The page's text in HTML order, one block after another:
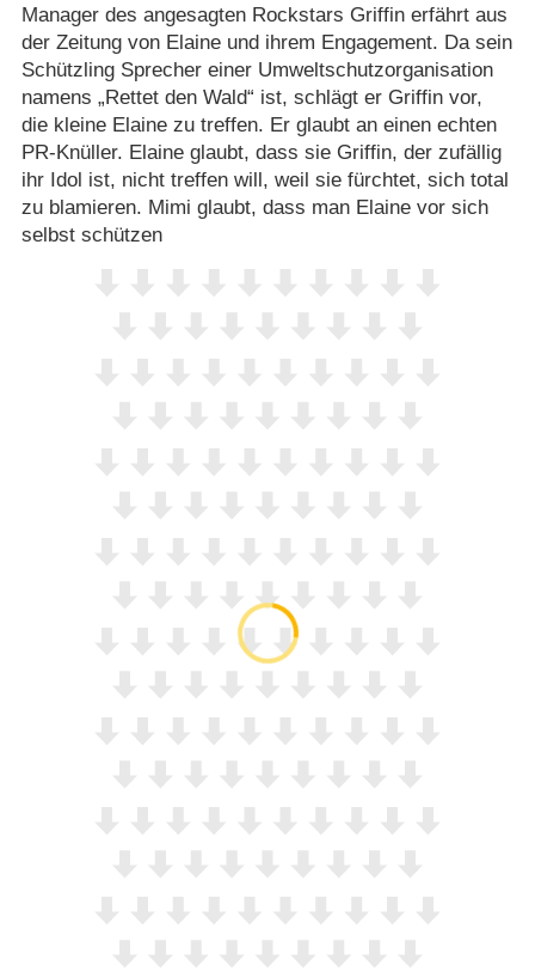
Manager des angesagten Rockstars Griffin erfährt aus
der Zeitung von Elaine und ihrem Engagement. Da sein
Schützling Sprecher einer Umweltschutzorganisation
namens „Rettet den Wald“ ist, schlägt er Griffin vor,
die kleine Elaine zu treffen. Er glaubt an einen echten
PR-Knüller. Elaine glaubt, dass sie Griffin, der zufällig
ihr Idol ist, nicht treffen will, weil sie fürchtet, sich total
zu blamieren. Mimi glaubt, dass man Elaine vor sich
selbst schützen